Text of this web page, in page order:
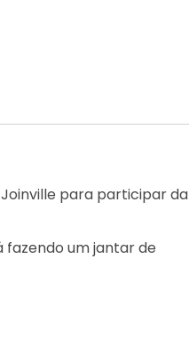
para participar da
fazendo um jantar de